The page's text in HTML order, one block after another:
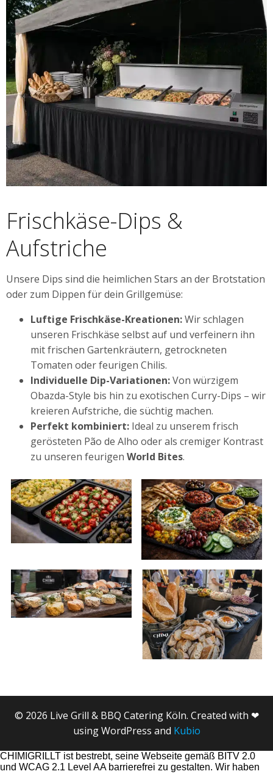
Frischkäse-Dips &
Aufstriche
Unsere Dips sind die heimlichen Stars an der Brotstation
oder zum Dippen für dein Grillgemüse:
Luftige Frischkäse-Kreationen:Wir schlagen
unseren Frischkäse selbst auf und verfeinern ihn
mit frischen Gartenkräutern, getrockneten
Tomaten oder feurigen Chilis.
Individuelle Dip-Variationen:Von würzigem
Obazda-Style bis hin zu exotischen Curry-Dips – wir
kreieren Aufstriche, die süchtig machen.
Perfekt kombiniert: Ideal zu unserem frisch
gerösteten Pão de Alho oder als cremiger Kontrast
zu unseren feurigen World Bites.
© 2026 Live Grill & BBQ Catering Köln. Created with ❤
using WordPress and Kubio
CHIMIGRILLT ist bestrebt, seine Webseite gemäß BITV 2.0
und WCAG 2.1 Level AA barrierefrei zu gestalten. Wir haben